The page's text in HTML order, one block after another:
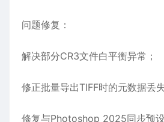
问题修复：
解决部分CR3文件白平衡异常；
修正批量导出TIFF时的元数据丢
修复与Photoshop 2025同步预设